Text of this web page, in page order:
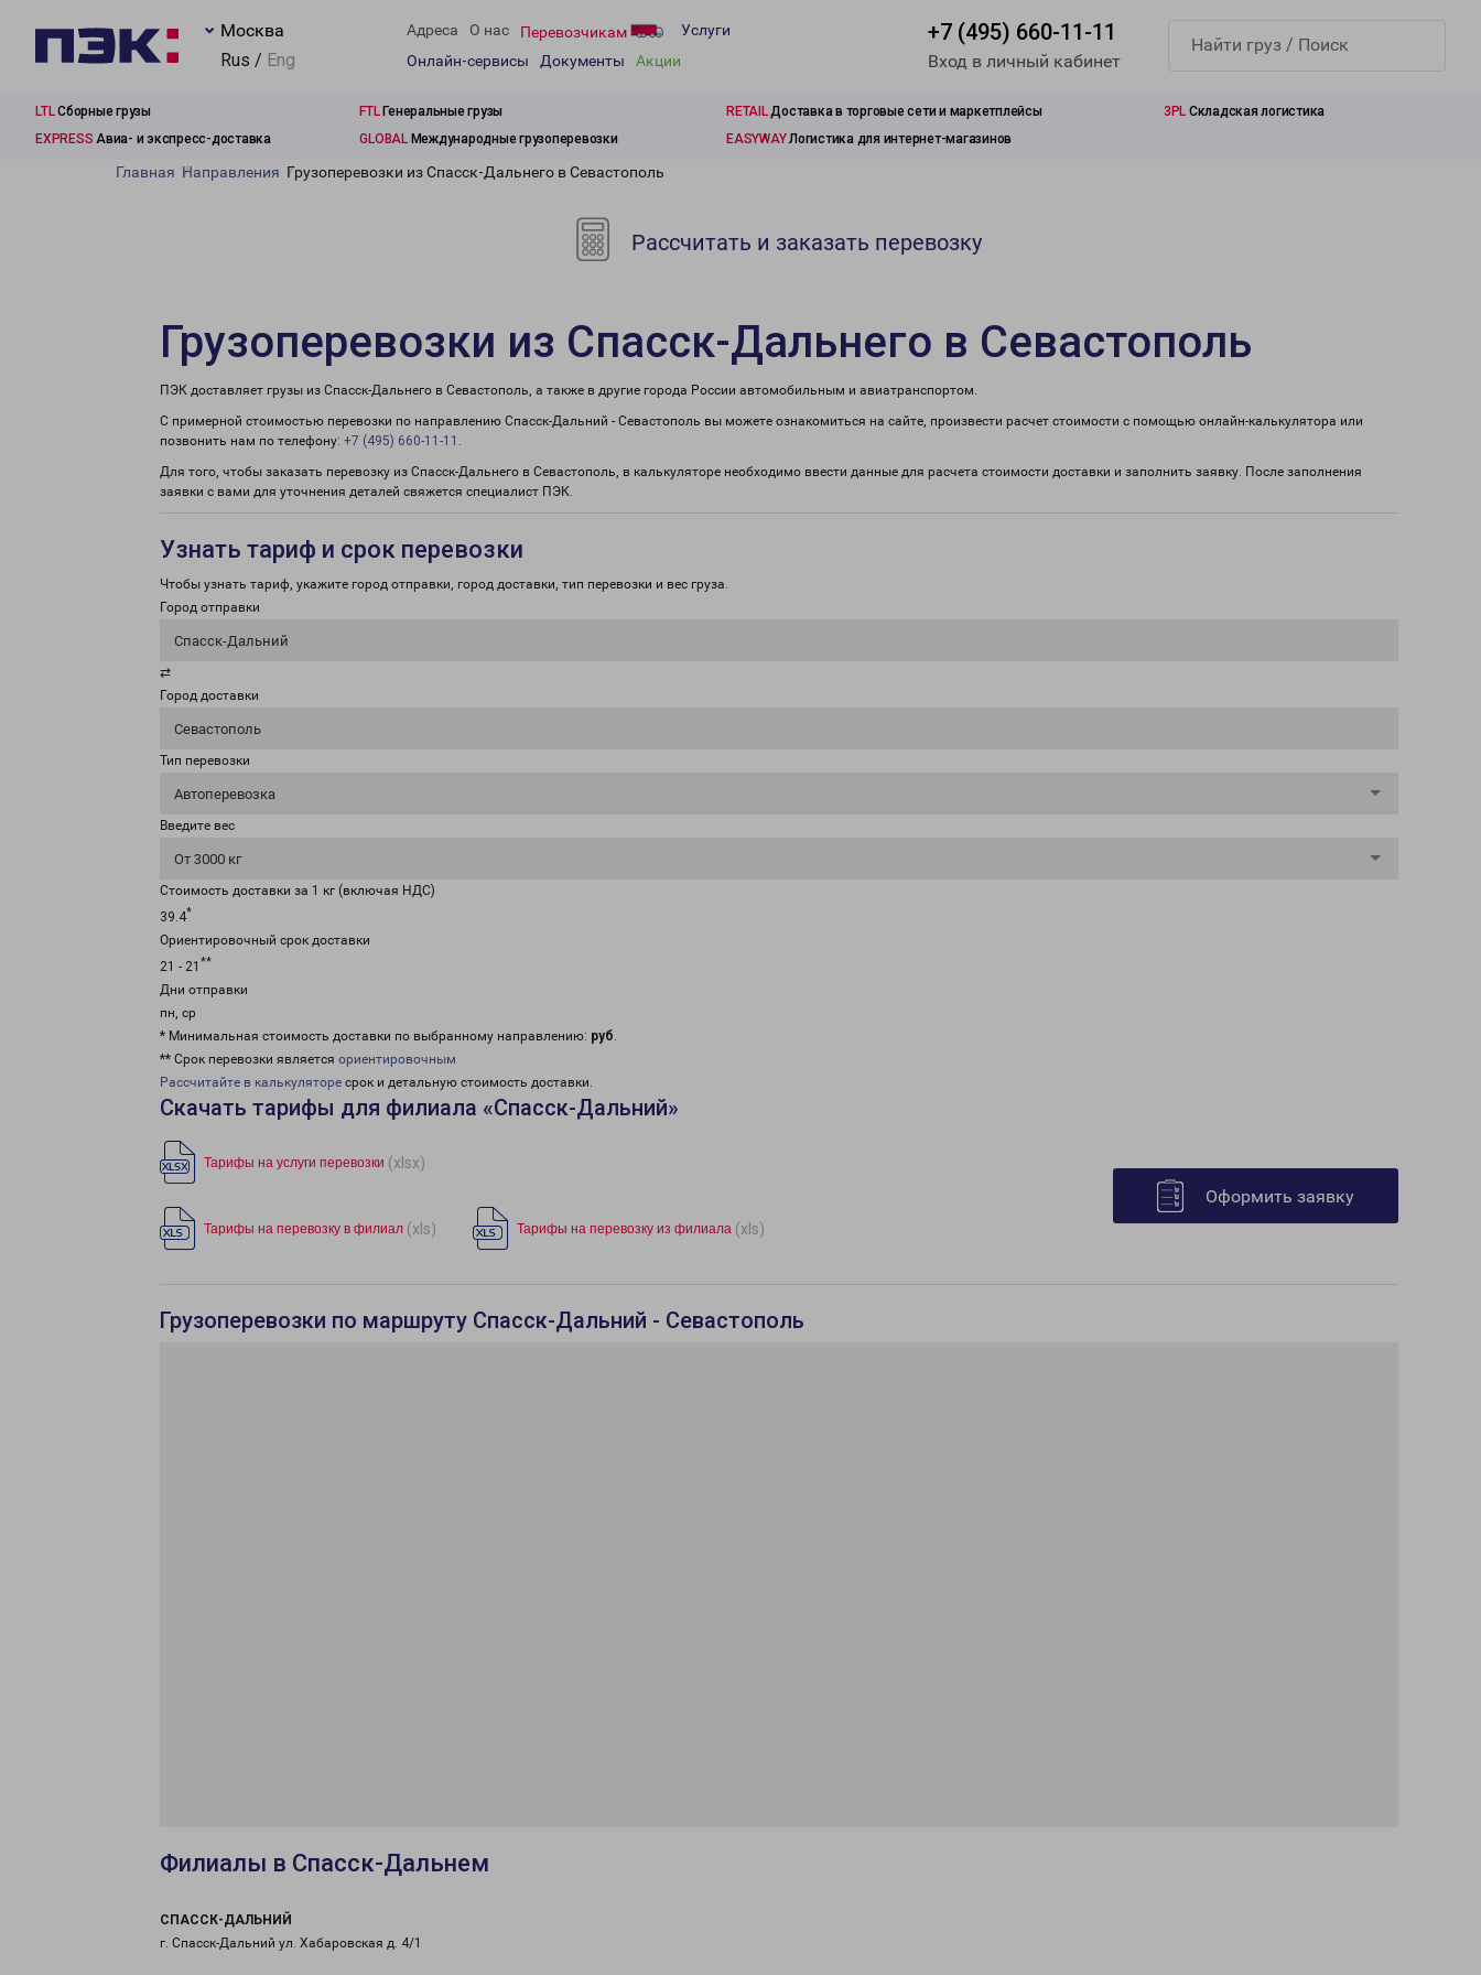
Москва
Rus / Eng
Адреса О нас Перевозчикам
Услуги
Онлайн-сервисы
Документы Акции
+7 (495) 660-11-11
Вход в личный кабинет
LTLСборные грузы FTLГенеральные грузы RETAILДоставка в торговые сети и маркетплейсы 3PL Складская логистика
EXPRESS Авиа- и экспресс-доставка GLOBALМеждународные грузоперевозки EASYWAYЛогистика для интернет-магазинов
Главная Направления Грузоперевозки из Спасск-Дальнего в Севастополь
Рассчитать и заказать перевозку
Грузоперевозки из Спасск-Дальнего в Севастополь
ПЭК доставляет грузы из Спасск-Дальнего в Севастополь, а также в другие города России автомобильным и авиатранспортом.
С примерной стоимостью перевозки по направлению Спасск-Дальний - Севастополь вы можете ознакомиться на сайте, произвести расчет стоимости с помощью онлайн-калькулятора или
позвонить нам по телефону: +7 (495) 660-11-11 .
Для того, чтобы заказать перевозку из Спасск-Дальнего в Севастополь, в калькуляторе необходимо ввести данные для расчета стоимости доставки и заполнить заявку. После заполнения
заявки с вами для уточнения деталей свяжется специалист ПЭК.
Узнать тариф и срок перевозки
Чтобы узнать тариф, укажите город отправки, город доставки, тип перевозки и вес груза.
Город отправки
Спасск-Дальний
⇄
Город доставки
Севастополь
Тип перевозки
Автоперевозка
Введите вес
От 3000 кг
Стоимость доставки за 1 кг (включая НДС)
39.4*
Ориентировочный срок доставки
21 - 21 **
Дни отправки
пн, ср
* Минимальная стоимость доставки по выбранному направлению: руб.
** Срок перевозки является ориентировочным
Рассчитайте в калькуляторе срок и детальную стоимость доставки.
Скачать тарифы для филиала «Спасск-Дальний»
Тарифы на услуги перевозки (xlsx)
Тарифы на перевозку в филиал (xls) Тарифы на перевозку из филиала (xls)
Оформить заявку
Грузоперевозки по маршруту Спасск-Дальний - Севастополь
Филиалы в Спасск-Дальнем
СПАССК-ДАЛЬНИЙ
г. Спасск-Дальний ул. Хабаровская д. 4/1